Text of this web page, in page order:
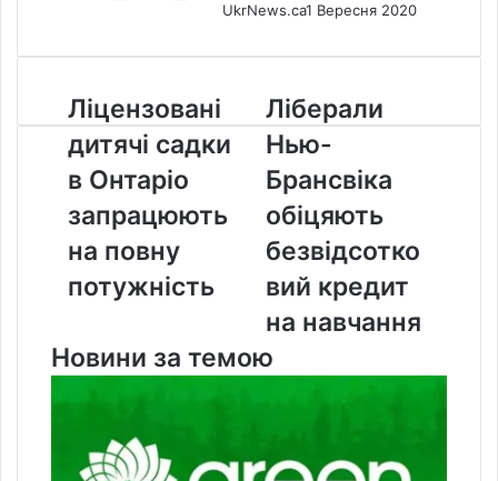
UkrNews.ca1 Вересня 2020
Ліцензовані
дитячі
садки
в
Онтаріо
запрацюють
на
повну
потужність
Ліцензовані
дитячі садки
в Онтаріо
запрацюють
на повну
потужність
Ліберали
Нью-
Брансвіка
обіцяють
безвідсотковий
кредит
на
навчання
Ліберали
Нью-
Брансвіка
обіцяють
безвідсотко
вий кредит
на навчання
Новини за темою